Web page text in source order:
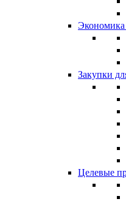
Закупки
Целевые